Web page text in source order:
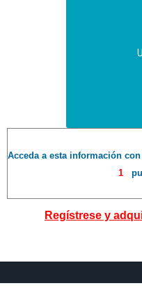
Acceda a esta información
1
Regístrese y